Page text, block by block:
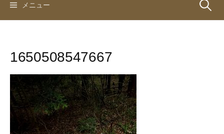
メニュー 検
1650508547667